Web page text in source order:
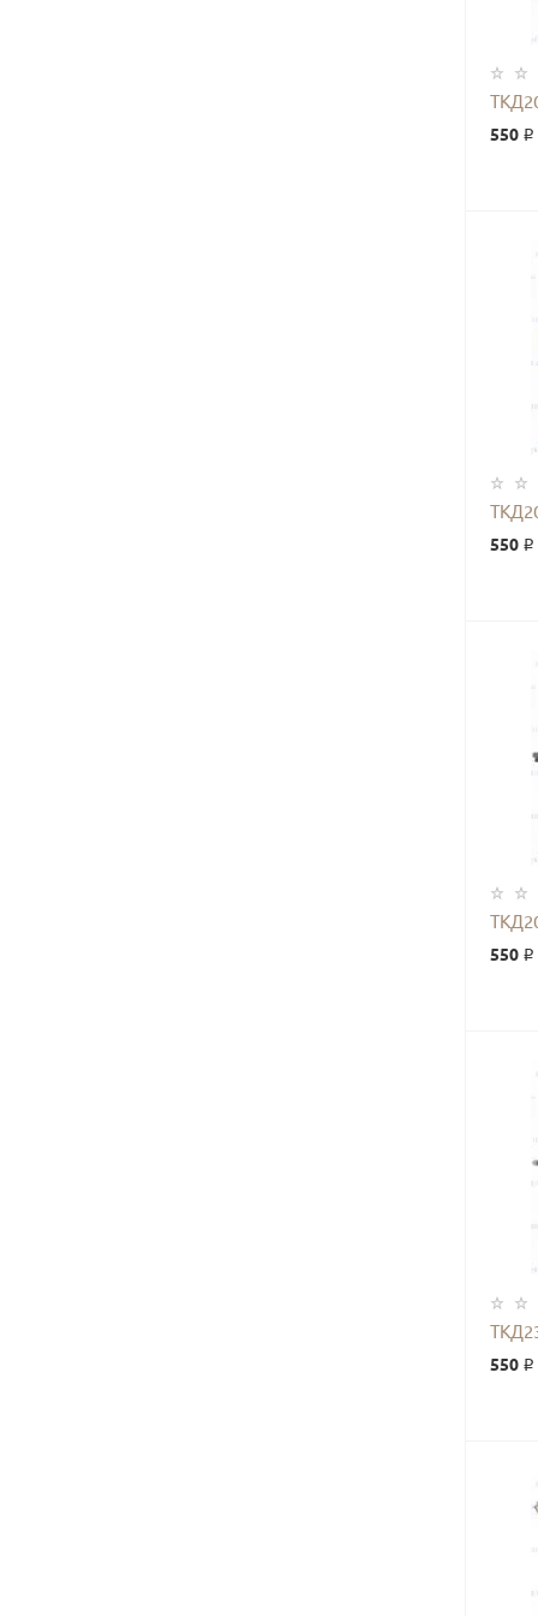
550 ₽
550 ₽
550 ₽
550 ₽